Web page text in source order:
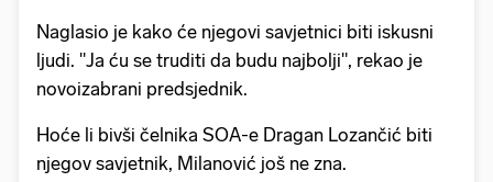
Naglasio je kako će njegovi savjetnici biti iskusni
ljudi. "Ja ću se truditi da budu najbolji", rekao je
novoizabrani predsjednik.
Hoće li bivši čelnika SOA-e Dragan Lozančić biti
njegov savjetnik, Milanović još ne zna.